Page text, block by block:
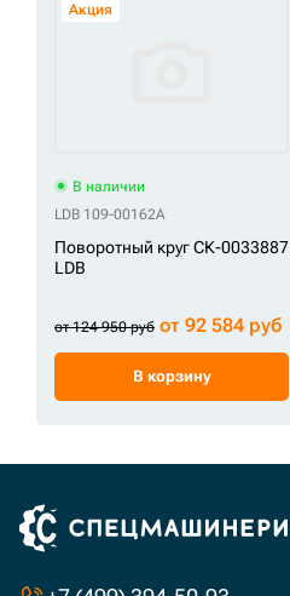
Акция
В наличии
LDB 109-00162A
Поворотный круг СК-0033887
LDB
от 124 950 руб от 92 584 руб
В корзину